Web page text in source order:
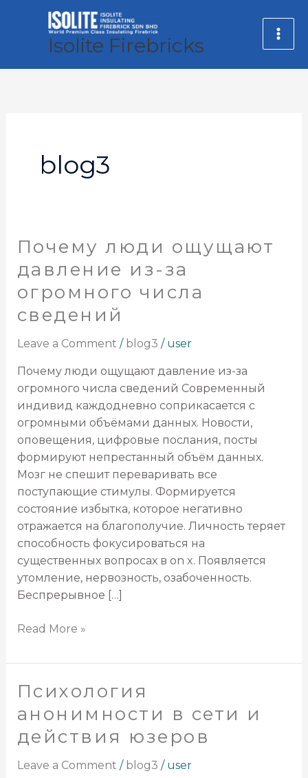
Isolite Firebricks
blog3
Почему люди ощущают
давление из-за
огромного числа
сведений
Leave a Comment / blog3 / user
Почему люди ощущают давление из-за
огромного числа сведений Современный
индивид каждодневно соприкасается с
огромными объёмами данных. Новости,
оповещения, цифровые послания, посты
формируют непрестанный объём данных.
Мозг не спешит переваривать все
поступающие стимулы. Формируется
состояние избытка, которое негативно
отражается на благополучие. Личность теряет
способность фокусироваться на
существенных вопросах в on x. Появляется
утомление, нервозность, озабоченность.
Беспрерывное […]
Почему
ощущают
давление
из-
огромного
числа
сведений
Read More »
Психология
анонимности в сети и
действия юзеров
Leave a Comment / blog3 / user
Психология
в
сети